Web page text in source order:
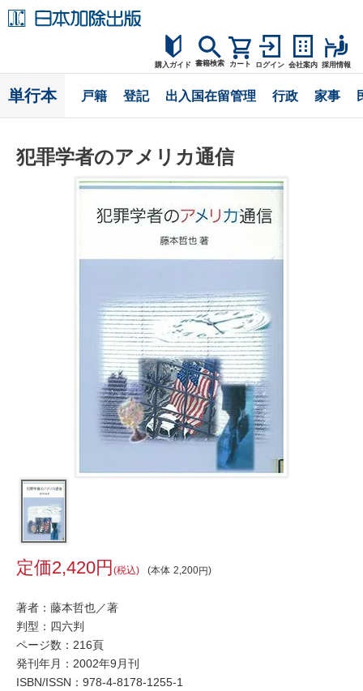
購入ガイド
購入ガイド
書籍検索 カート ログイン 会社案内 採用情報
単行本 戸籍 登記 出入国在留管理 行政 家事
犯罪学者のアメリカ通信
本体 2,200
2,420 税込
著者：藤本哲也／著
判型：四六判
ページ数：216頁
発刊年月：2002年9月刊
ISBN/ISSN： 978-4-8178-1255-1